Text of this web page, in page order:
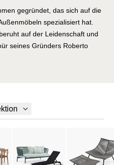
gegründet, das sich auf die
spezialisiert hat.
auf der Leidenschaft und
seines Gründers Roberto